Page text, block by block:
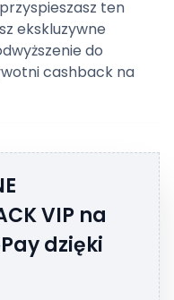
ten
ekskluzywne
do
cashback na
VIP na
dzięki